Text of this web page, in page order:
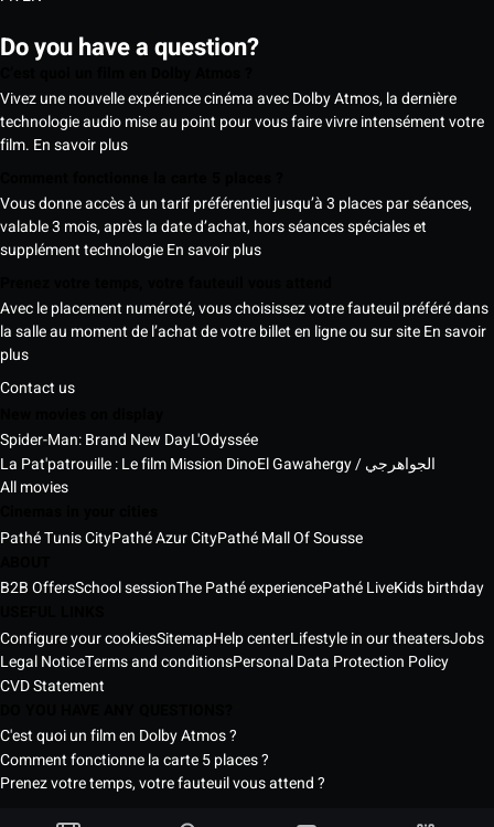
Do you have a question?
Vivez une nouvelle expérience cinéma avec Dolby Atmos, la dernière
technologie audio mise au point pour vous faire vivre intensément votre
film. En savoir plus
Vous donne accès à un tarif préférentiel jusqu’à 3 places par séances,
valable 3 mois, après la date d’achat, hors séances spéciales et
supplément technologieEn savoir plus
Avec le placement numéroté, vous choisissez votre fauteuil préféré dans
la salle au moment de l’achat de votre billet en ligne ou sur siteEn savoir
plus
Contact us
Spider-Man: Brand New DayL'Odyssée
La Pat'patrouille : Le film Mission Dino
El Gawahergy / الجواهرجي
All movies
Pathé Tunis CityPathé Azur CityPathé Mall Of Sousse
B2B OffersSchool sessionThe Pathé experiencePathé LiveKids birthday
Configure your cookiesSitemapHelp centerLifestyle in our theatersJobs
Legal NoticeTerms and conditionsPersonal Data Protection Policy
CVD Statement
C'est quoi un film en Dolby Atmos ?
Comment fonctionne la carte 5 places ?
Prenez votre temps, votre fauteuil vous attend ?